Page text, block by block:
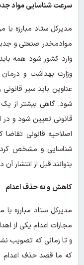
سرعت شناسایی مواد
مدیرکل ستاد مبارزه با
وارد کشور شود همه
وزارت بهداشت و درمان
عناوین باید سیر
شود. گاهی بیشتر از
قانونی تعیین شود و
اصلاحیه قانونی
شناسایی و مشخص
بتوانند قبل از انتشار
کاهش و نه حذف اعدام
مدیرکل ستاد مبارزه
مجازات اعدام یکی از
و تا زمانی که تصویب
که ما قصد حذف اعدام